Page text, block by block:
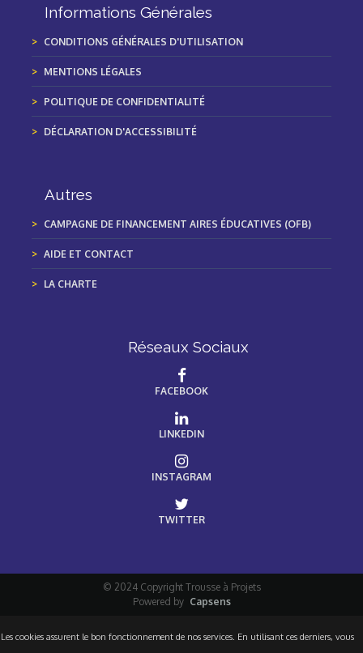
Informations Générales
CONDITIONS GÉNÉRALES D'UTILISATION
MENTIONS LÉGALES
POLITIQUE DE CONFIDENTIALITÉ
DÉCLARATION D'ACCESSIBILITÉ
Autres
CAMPAGNE DE FINANCEMENT AIRES ÉDUCATIVES (OFB)
AIDE ET CONTACT
LA CHARTE
Réseaux Sociaux
FACEBOOK
LINKEDIN
INSTAGRAM
TWITTER
© 2024 Copyright Trousse à Projets
Powered by Capsens
Les cookies assurent le bon fonctionnement de nos services. En utilisant ces derniers, vous